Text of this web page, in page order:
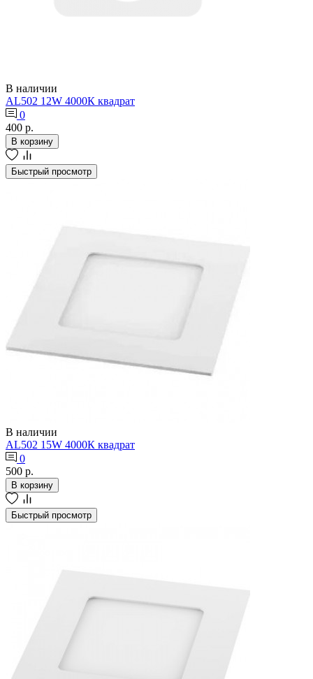
В наличии
AL502 12W 4000К квадрат
0
400 р.
В корзину
Быстрый просмотр
В наличии
AL502 15W 4000К квадрат
0
500 р.
В корзину
Быстрый просмотр